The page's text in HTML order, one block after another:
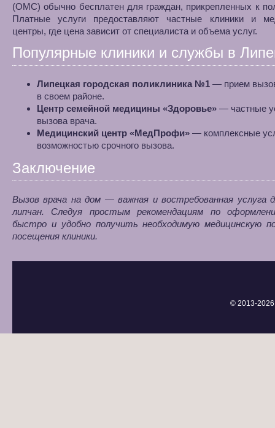
(ОМС) обычно бесплатен для граждан, прикрепленных к
Платные услуги предоставляют частные клиники и
центры, где цена зависит от специалиста и объема услуг.
Популярные клиники и службы в
Липецкая городская поликлиника №1 — прием
в своем районе.
Центр семейной медицины «Здоровье» — частные
вызова врача.
Медицинский центр «МедПрофи» — комплексные
возможностью срочного вызова.
Заключение
Вызов врача на дом — важная и востребованная услуга
липчан. Следуя простым рекомендациям по
быстро и удобно получить необходимую медицинскую
посещения клиники.
© 2013-